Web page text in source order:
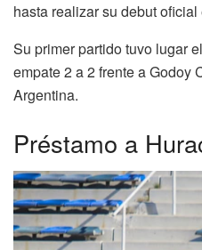
hasta realizar su debut
Su primer partido tuvo lugar
empate 2 a 2 frente a Godoy
Argentina.
Préstamo a